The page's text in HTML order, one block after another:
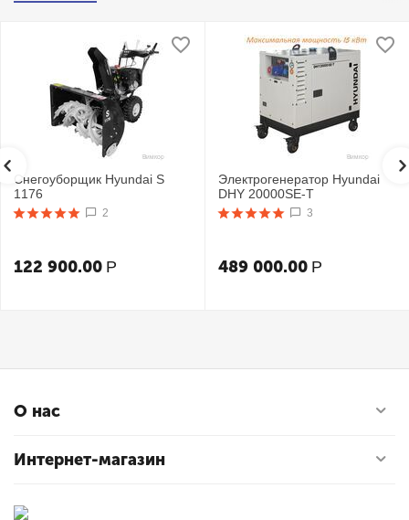
Снегоуборщик Hyundai S
1176
2
122 900.00 Р
Электрогенератор Hyundai
DHY 20000SE-T
3
489 000.00 Р
О нас
Интернет-магазин